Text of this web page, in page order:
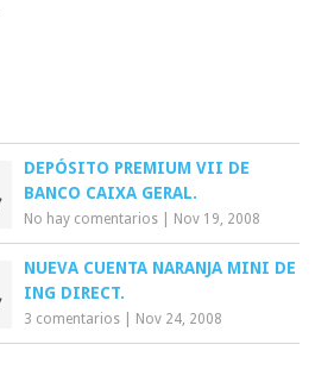
DEPÓSITO PREMIUM VII DE
BANCO CAIXA GERAL.
No hay comentarios Nov 19, 2008
NUEVA CUENTA NARANJA MINI DE
ING DIRECT.
3 comentarios Nov 24, 2008